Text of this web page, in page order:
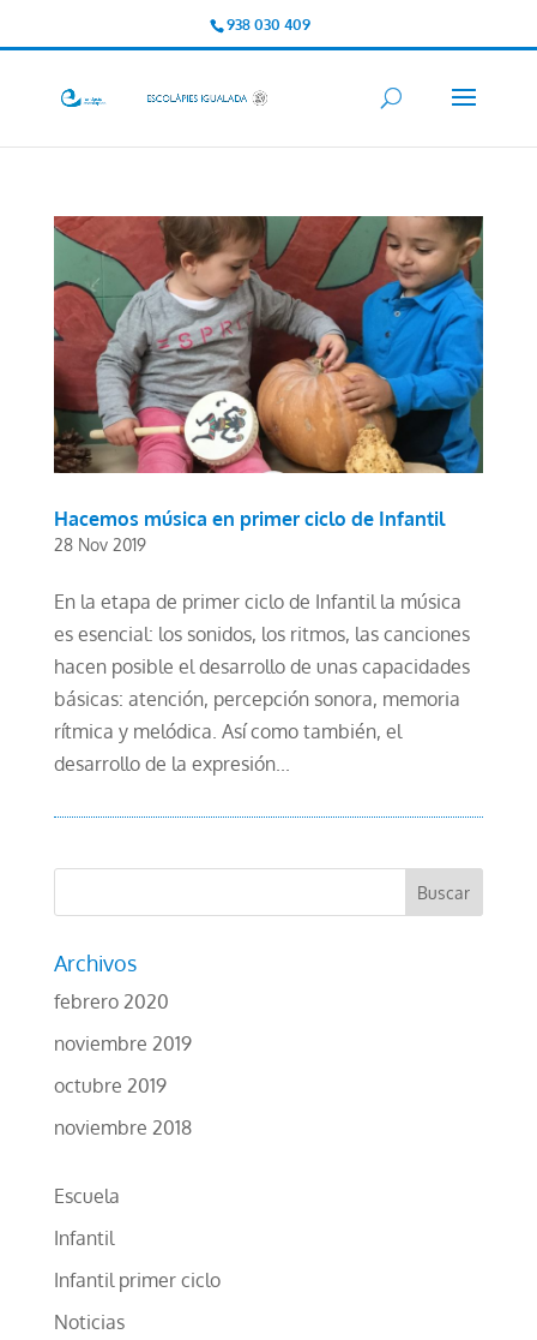
938 030 409
Hacemos música en primer ciclo de Infantil
28 Nov 2019
En la etapa de primer ciclo de Infantil la música
es esencial: los sonidos, los ritmos, las canciones
hacen posible el desarrollo de unas capacidades
básicas: atención, percepción sonora, memoria
rítmica y melódica. Así como también, el
desarrollo de la expresión...
Archivos
febrero 2020
noviembre 2019
octubre 2019
noviembre 2018
Escuela
Infantil
Infantil primer ciclo
Noticias